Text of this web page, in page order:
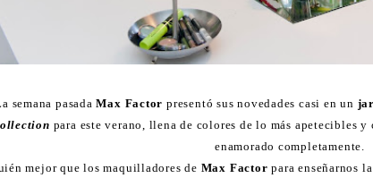
semana pasadaMax Factor presentó sus novedades casi en un
para este verano, llena de colores de lo más apetecibles y
enamorado completamente.
mejor que los maquilladores de Max Factor para enseñarnos